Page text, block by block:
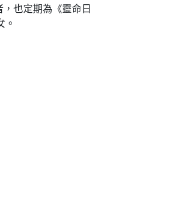
也定期為《靈命日
。